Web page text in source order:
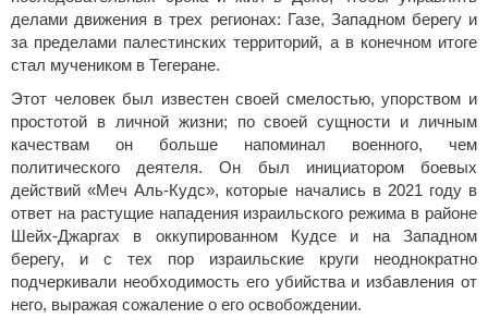
делами движения в трех регионах: Газе, Западном берегу и
за пределами палестинских территорий, а в конечном итоге
стал мучеником в Тегеране.
Этот человек был известен своей смелостью, упорством и
простотой в личной жизни; по своей сущности и личным
качествам он больше напоминал военного, чем
политического деятеля. Он был инициатором боевых
действий «Меч Аль-Кудс», которые начались в 2021 году в
ответ на растущие нападения израильского режима в районе
Шейх-Джарraх в оккупированном Кудсе и на Западном
берегу, и с тех пор израильские круги неоднократно
подчеркивали необходимость его убийства и избавления от
него, выражая сожаление о его освобождении.